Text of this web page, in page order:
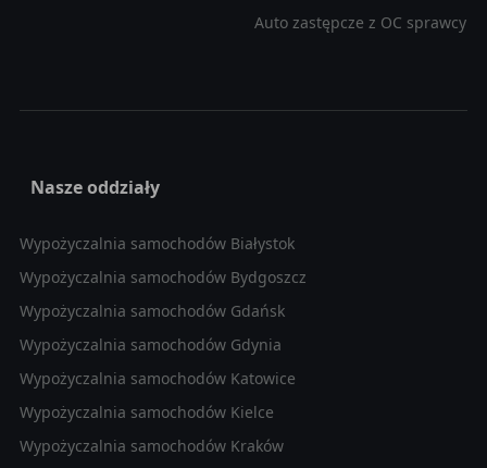
Auto zastępcze z OC sprawcy
Nasze oddziały
Wypożyczalnia samochodów Białystok
Wypożyczalnia samochodów Bydgoszcz
Wypożyczalnia samochodów Gdańsk
Wypożyczalnia samochodów Gdynia
Wypożyczalnia samochodów Katowice
Wypożyczalnia samochodów Kielce
Wypożyczalnia samochodów Kraków